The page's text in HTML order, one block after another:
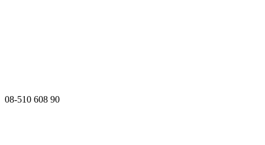
08-510 608 90